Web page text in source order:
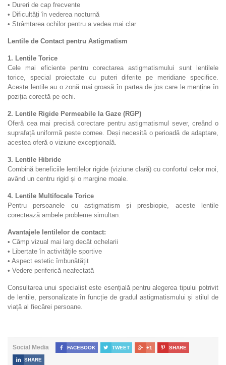
• Dureri de cap frecvente
• Dificultăți în vederea nocturnă
• Strâmtarea ochilor pentru a vedea mai clar
Lentile de Contact pentru Astigmatism
1. Lentile Torice
Cele mai eficiente pentru corectarea astigmatismului sunt lentilele
torice, special proiectate cu puteri diferite pe meridiane specifice.
Aceste lentile au o zonă mai groasă în partea de jos care le menține în
poziția corectă pe ochi.
2. Lentile Rigide Permeabile la Gaze (RGP)
Oferă cea mai precisă corectare pentru astigmatismul sever, creând o
suprafață uniformă peste cornee. Deși necesită o perioadă de adaptare,
acestea oferă o viziune excepțională.
3. Lentile Hibride
Combină beneficiile lentilelor rigide (viziune clară) cu confortul celor moi,
având un centru rigid și o margine moale.
4. Lentile Multifocale Torice
Pentru persoanele cu astigmatism și presbiopie, aceste lentile
corectează ambele probleme simultan.
Avantajele lentilelor de contact:
• Câmp vizual mai larg decât ochelarii
• Libertate în activitățile sportive
• Aspect estetic îmbunătățit
• Vedere periferică neafectată
Consultarea unui specialist este esențială pentru alegerea tipului potrivit
de lentile, personalizate în funcție de gradul astigmatismului și stilul de
viață al fiecărei persoane.
Social Media  FACEBOOK  TWEET  +1  SHARE
 SHARE